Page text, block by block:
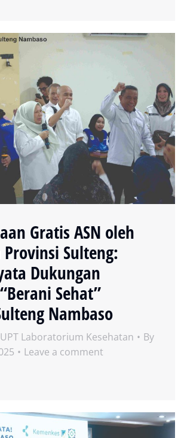
Gratis ASN oleh
Provinsi Sulteng:
Dukungan
Sehat”
Nambaso
UPT Laboratorium Kesehatan
By
Leave a comment